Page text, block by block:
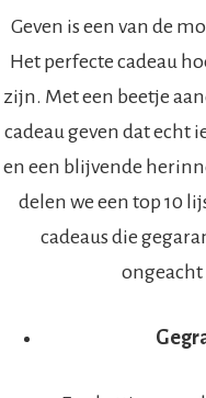
Geven is een van de
Het perfecte cadeau
zijn. Met een beetje
cadeau geven dat echt
en een blijvende
delen we een top 10
cadeaus die
ongeacht